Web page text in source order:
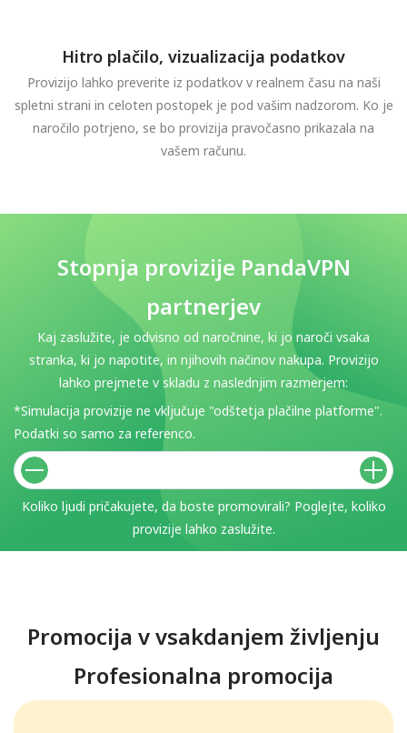
Hitro plačilo, vizualizacija podatkov
Provizijo lahko preverite iz podatkov v realnem času na naši
spletni strani in celoten postopek je pod vašim nadzorom. Ko je
naročilo potrjeno, se bo provizija pravočasno prikazala na
vašem računu.
Stopnja provizije PandaVPN
partnerjev
Kaj zaslužite, je odvisno od naročnine, ki jo naroči vsaka
stranka, ki jo napotite, in njihovih načinov nakupa. Provizijo
lahko prejmete v skladu z naslednjim razmerjem:
*Simulacija provizije ne vključuje "odštetja plačilne platforme".
Podatki so samo za referenco.
Koliko ljudi pričakujete, da boste promovirali? Poglejte, koliko
provizije lahko zaslužite.
Promocija v vsakdanjem življenju
Profesionalna promocija